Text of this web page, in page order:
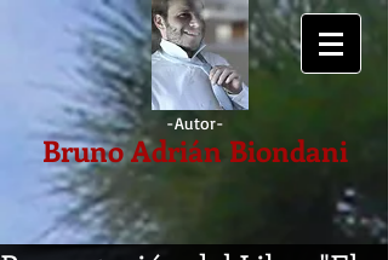
-Autor-
Bruno Adrián Biondani